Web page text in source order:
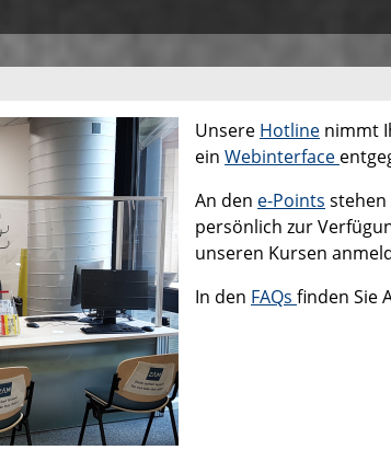
Unsere Hotline nimmt
ein Webinterface
An den e-Points
persönlich zur
unseren Kursen
In den FAQs finden Sie